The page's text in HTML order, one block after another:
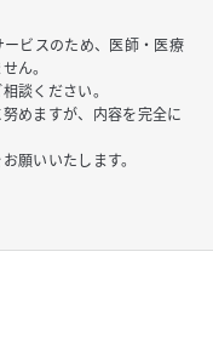
ビスのため、医師・医療
ん。
談ください。
努めますが、内容を完全に
願いいたします。